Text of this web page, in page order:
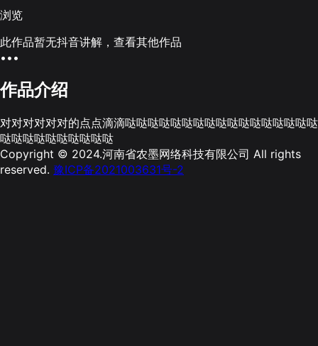
浏览
此作品暂无抖音讲解，查看其他作品
•••
作品介绍
对对对对对对的点点滴滴哒哒哒哒哒哒哒哒哒哒哒哒哒哒哒哒哒
哒哒哒哒哒哒哒哒哒哒
Copyright © 2024.河南省农墨网络科技有限公司 All rights
reserved. 豫ICP备2021003631号-2